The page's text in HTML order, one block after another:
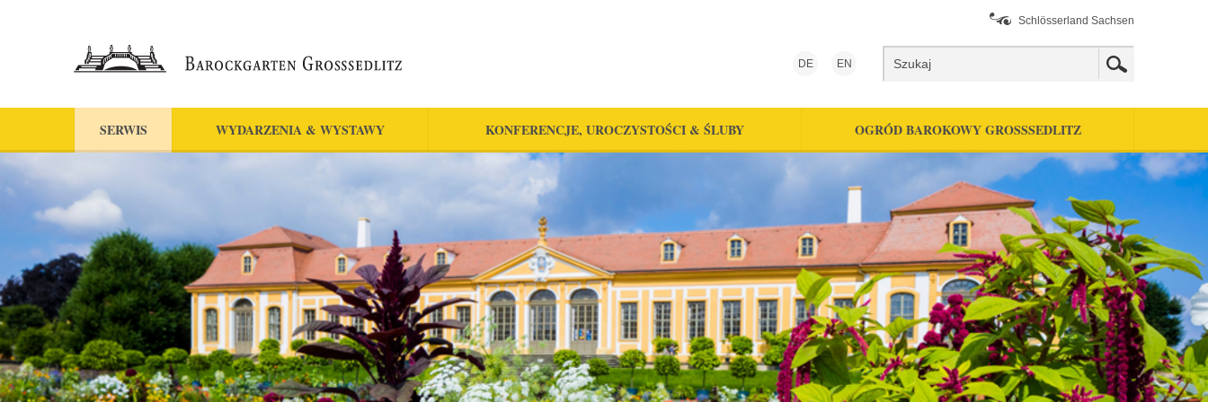
Schlösserland Sachsen
DE EN
SERWIS WYDARZENIA & WYSTAWY KONFERENCJE, UROCZYSTOŚCI & ŚLUBY OGRÓD BAROKOWY GROSSSEDLITZ